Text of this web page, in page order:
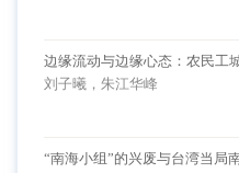
边缘流动与边缘心态：农民工
刘子曦，朱江华峰
“南海小组”的兴废与台湾当局